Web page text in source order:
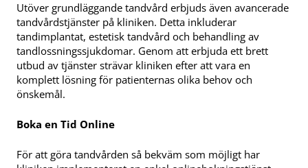
Utöver grundläggande tandvård erbjuds även avancerade
tandvårdstjänster på kliniken. Detta inkluderar
tandimplantat, estetisk tandvård och behandling av
tandlossningssjukdomar. Genom att erbjuda ett brett
utbud av tjänster strävar kliniken efter att vara en
komplett lösning för patienternas olika behov och
önskemål.
Boka en Tid Online
För att göra tandvården så bekväm som möjligt har